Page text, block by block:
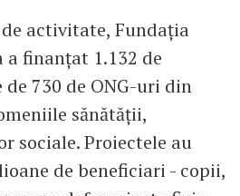
activitate, Fundaţia
a finanţat 1.132 de
730 de ONG-uri din
sănătăţii,
sociale. Proiectele au
de beneficiari - copii,